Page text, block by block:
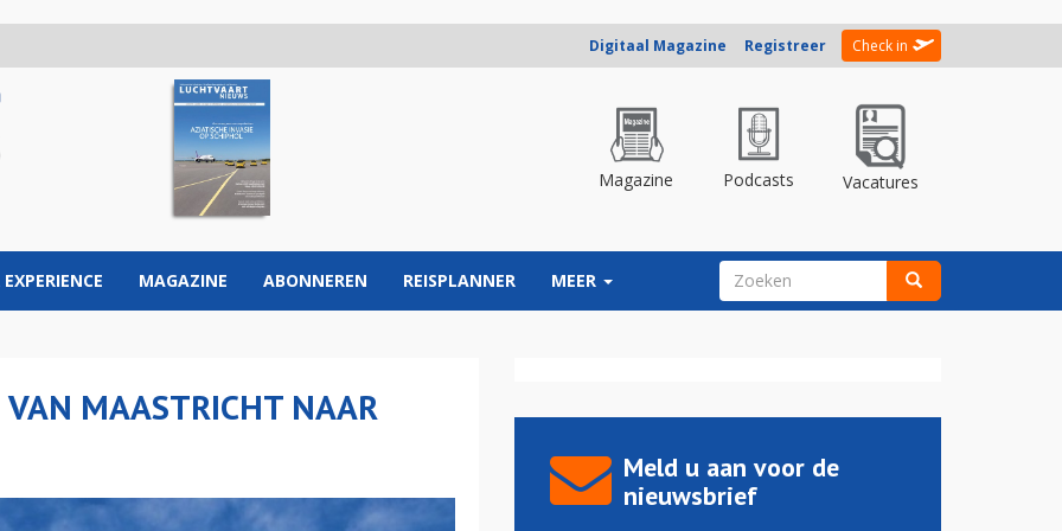
Digitaal Magazine Registreer Check in
Magazine Podcasts Vacatures
EXPERIENCE MAGAZINE ABONNEREN REISPLANNER MEER ZOEKVELD
VAN MAASTRICHT NAAR
Meld u aan voor de
nieuwsbrief